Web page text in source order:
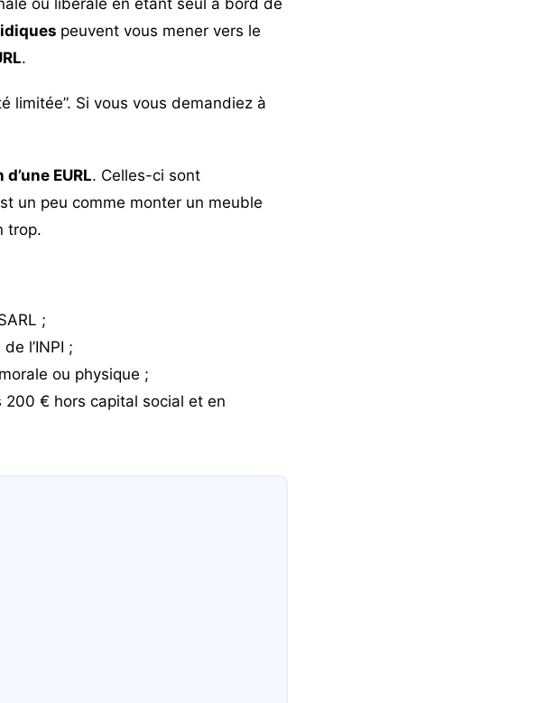
peuvent vous mener vers le
.
limitée”. Si vous vous demandiez à
EURL. Celles-ci sont
un peu comme monter un meuble
trop.
;
l’INPI ;
ou physique ;
200 € hors capital social et en